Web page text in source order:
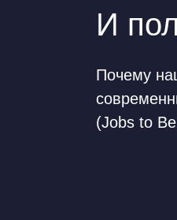
И
Почему
(Jobs to